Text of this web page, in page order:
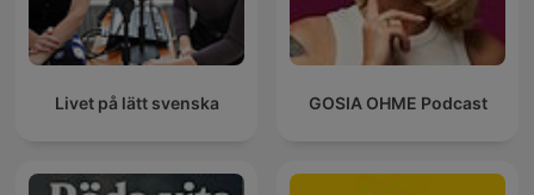
Livet på lätt svenska GOSIA OHME Podcast